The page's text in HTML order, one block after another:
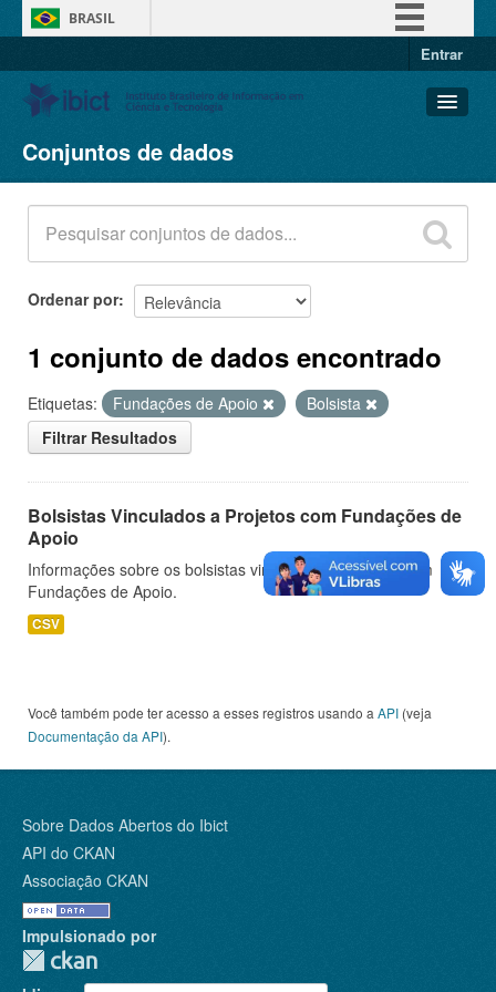
BRASIL
Entrar
Conjuntos de dados
Organizações
Grupos
Sobre
Conjuntos de dados
Ordenar por
1 conjunto de dados encontrado
Etiquetas: Fundações de Apoio
Bolsista
Filtrar Resultados
Bolsistas Vinculados a Projetos com Fundações de
Apoio
Informações sobre os bolsistas vinculados a projetos com
Fundações de Apoio.
CSV
Você também pode ter acesso a esses registros usando a API (veja
Documentação da API).
Sobre Dados Abertos do Ibict
API do CKAN
Associação CKAN
Impulsionado por